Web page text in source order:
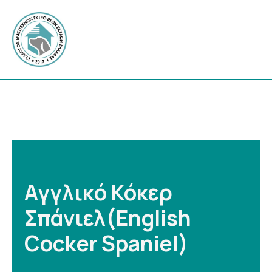
Αγγλικό Κόκερ
Σπάνιελ(English
Cocker Spaniel)